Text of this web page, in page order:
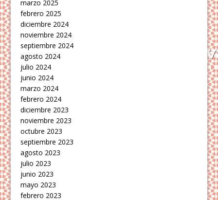
marzo 2025
febrero 2025
diciembre 2024
noviembre 2024
septiembre 2024
agosto 2024
julio 2024
junio 2024
marzo 2024
febrero 2024
diciembre 2023
noviembre 2023
octubre 2023
septiembre 2023
agosto 2023
julio 2023
junio 2023
mayo 2023
febrero 2023